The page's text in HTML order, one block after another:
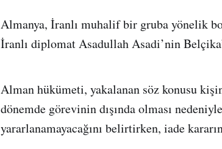
Almanya, İranlı muhalif bir gruba yönelik
İranlı diplomat Asadullah Asadi’nin
Alman hükümeti, yakalanan söz konusu
dönemde görevinin dışında olması
yararlanamayacağını belirtirken, iade